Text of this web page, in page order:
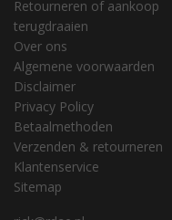
Retourneren of aankoop
terugdraaien
Over ons
Algemene voorwaarden
Disclaimer
Privacy Policy
Betaalmethoden
Verzenden & retourneren
Klantenservice
Sitemap